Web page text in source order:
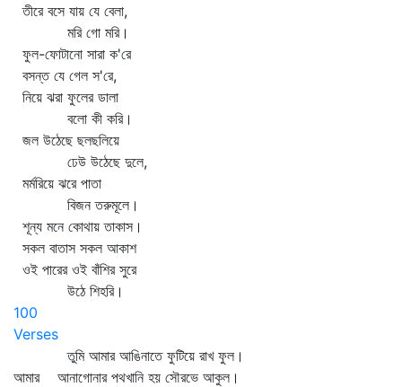
তীরে বসে যায় যে বেলা,
মরি গো মরি।
ফুল-ফোটানো সারা ক'রে
বসন্ত যে গেল স'রে,
নিয়ে ঝরা ফুলের ডালা
বলো কী করি।
জল উঠেছে ছলছলিয়ে
ঢেউ উঠেছে দুলে,
মর্মরিয়ে ঝরে পাতা
বিজন তরুমূলে।
শূন্য মনে কোথায় তাকাস।
সকল বাতাস সকল আকাশ
ওই পারের ওই বাঁশির সুরে
উঠে শিহরি।
100
Verses
তুমি আমার আঙিনাতে ফুটিয়ে রাখ ফুল।
আমার আনাগোনার পথখানি হয় সৌরভে আকুল।